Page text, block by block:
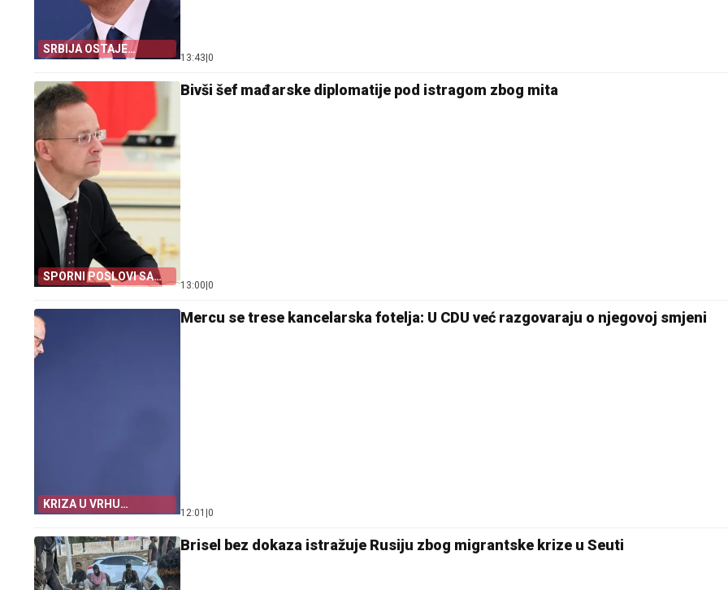
SRBIJA OSTAJE
DOSLJEDNA POVELJI
13:43 0
SPORNI POSLOVI SA
BID-OM
Bivši šef mađarske diplomatije pod istragom zbog mita
13:00 0
KRIZA U VRHU
NJEMAČKE
Mercu se trese kancelarska fotelja: U CDU već razgovaraju o njegovoj smjeni
12:01 0
Brisel bez dokaza istražuje Rusiju zbog migrantske krize u Seuti